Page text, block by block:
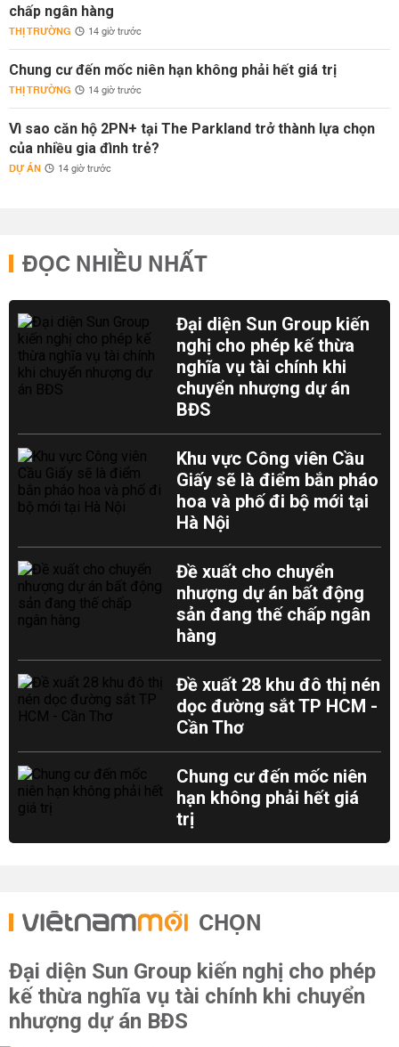
chấp ngân hàng
THỊ TRƯỜNG 14 giờ trước
Chung cư đến mốc niên hạn không phải hết giá trị
THỊ TRƯỜNG 14 giờ trước
Vì sao căn hộ 2PN+ tại The Parkland trở thành lựa chọn
của nhiều gia đình trẻ?
DỰ ÁN 14 giờ trước
ĐỌC NHIỀU NHẤT
Đại diện Sun Group kiến
nghị cho phép kế thừa
nghĩa vụ tài chính khi
chuyển nhượng dự án
BĐS
Khu vực Công viên Cầu
Giấy sẽ là điểm bắn pháo
hoa và phố đi bộ mới tại
Hà Nội
Đề xuất cho chuyển
nhượng dự án bất động
sản đang thế chấp ngân
hàng
Đề xuất 28 khu đô thị nén
dọc đường sắt TP HCM -
Cần Thơ
Chung cư đến mốc niên
hạn không phải hết giá
trị
CHỌN
Đại diện Sun Group kiến nghị cho phép
kế thừa nghĩa vụ tài chính khi chuyển
nhượng dự án BĐS